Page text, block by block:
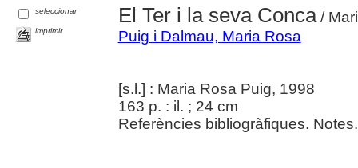
seleccionar
imprimir
El Ter i la seva Conca/
Puig i Dalmau, Maria Rosa
[s.l.] : Maria Rosa Puig, 1998
163 p. : il. ; 24 cm
Referències bibliogràfiques. Notes.